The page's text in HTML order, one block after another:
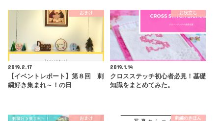
おまけ
2019.2.17
【イベントレポート】第８回 刺
繍好き集まれ～！の日
お役立ち
2019.1.14
クロスステッチ初心者必見！基礎
知識をまとめてみた。
おまけ 刺繍のきほん